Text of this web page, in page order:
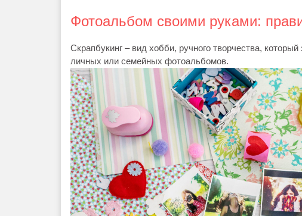
Фотоальбом своими руками:
Скрапбукинг – вид хобби, ручного творчества,
личных или семейных фотоальбомов.